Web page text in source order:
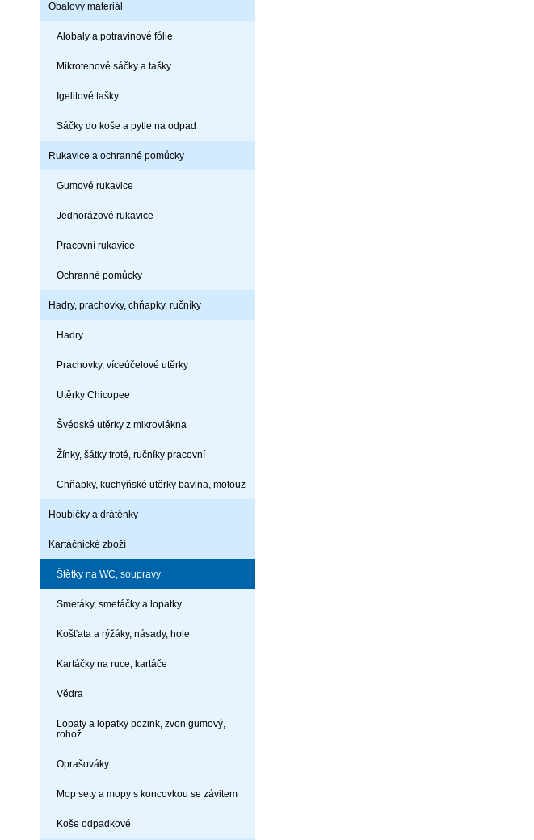
Obalový materiál
Alobaly a potravinové fólie
Mikrotenové sáčky a tašky
Igelitové tašky
Sáčky do koše a pytle na odpad
Rukavice a ochranné pomůcky
Gumové rukavice
Jednorázové rukavice
Pracovní rukavice
Ochranné pomůcky
Hadry, prachovky, chňapky, ručníky
Hadry
Prachovky, víceúčelové utěrky
Utěrky Chicopee
Švédské utěrky z mikrovlákna
Žínky, šátky froté, ručníky pracovní
Chňapky, kuchyňské utěrky bavlna, motouz
Houbičky a drátěnky
Kartáčnické zboží
Štětky na WC, soupravy
Smetáky, smetáčky a lopatky
Košťata a rýžáky, násady, hole
Kartáčky na ruce, kartáče
Vědra
Lopaty a lopatky pozink, zvon gumový,
rohož
Oprašováky
Mop sety a mopy s koncovkou se závitem
Koše odpadkové